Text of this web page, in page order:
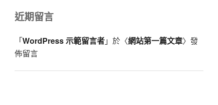
近期留言
「WordPress 示範留言者」於〈網站第一篇文章〉發
佈留言